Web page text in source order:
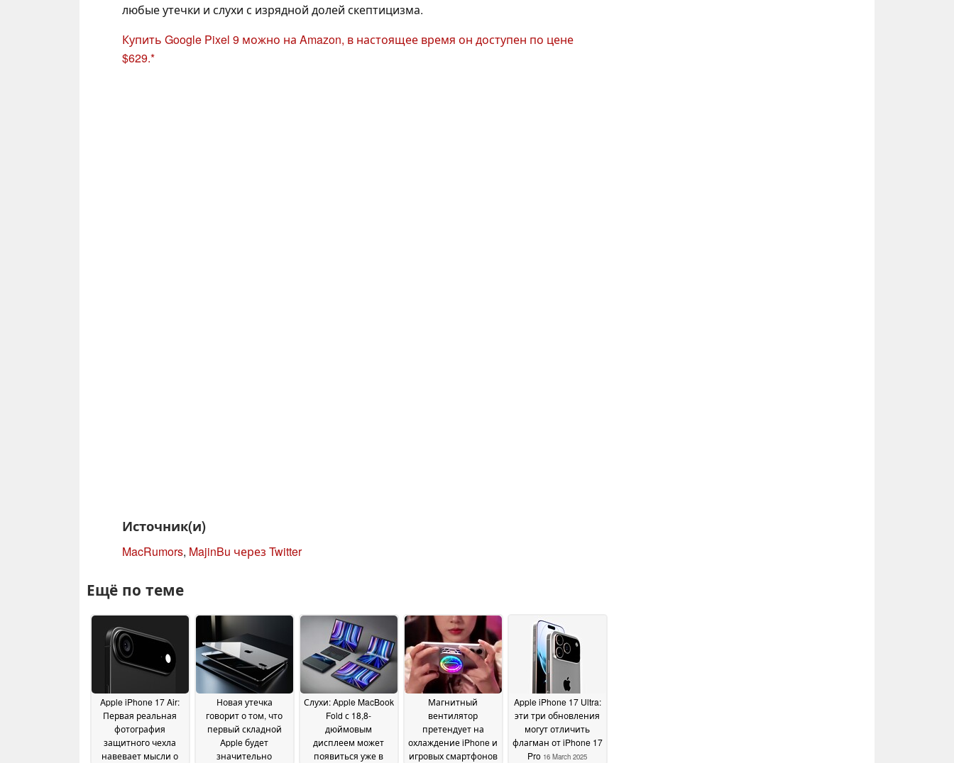
любые утечки и слухи с изрядной долей скептицизма.
Купить Google Pixel 9 можно на Amazon, в настоящее время он доступен по цене
$629.
Источник(и)
MacRumors, MajinBu через Twitter
Ещё по теме
Apple iPhone 17 Air:
Первая реальная
фотография
защитного чехла
навевает мысли о
Новая утечка
говорит о том, что
первый складной
Apple будет
значительно
Слухи: Apple MacBook
Fold с 18,8-
дюймовым
дисплеем может
появиться уже в
Магнитный
вентилятор
претендует на
охлаждение iPhone и
игровых смартфонов
Apple iPhone 17 Ultra:
эти три обновления
могут отличить
флагман от iPhone 17
Pro 16 March 2025